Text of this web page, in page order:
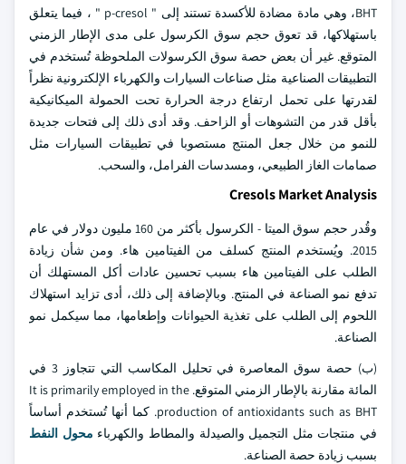
BHT، وهي مادة مضادة للأكسدة تستند إلى " p-cresol " ، فيما يتعلق
باستهلاكها، قد تعوق حجم سوق الكرسول على مدى الإطار الزمني
المتوقع. غير أن بعض حصة سوق الكرسولات الملحوظة تُستخدم في
التطبيقات الصناعية مثل صناعات السيارات والكهرباء الإلكترونية نظراً
لقدرتها على تحمل ارتفاع درجة الحرارة تحت الحمولة الميكانيكية
بأقل قدر من التشوهات أو الزاحف. وقد أدى ذلك إلى فتحات جديدة
للنمو من خلال جعل المنتج مستصوبا في تطبيقات السيارات مثل
صمامات الغاز الطبيعي، ومسدسات الفرامل، والسحب.
Cresols Market Analysis
وقُدر حجم سوق الميتا - الكرسول بأكثر من 160 مليون دولار في عام
2015. ويُستخدم المنتج كسلف من الفيتامين هاء. ومن شأن زيادة
الطلب على الفيتامين هاء بسبب تحسين عادات أكل المستهلك أن
تدفع نمو الصناعة في المنتج. وبالإضافة إلى ذلك، أدى تزايد استهلاك
اللحوم إلى الطلب على تغذية الحيوانات وإطعامها، مما سيكمل نمو
الصناعة.
(ب) حصة سوق المعاصرة في تحليل المكاسب التي تتجاوز 3 في
المائة مقارنة بالإطار الزمني المتوقع. It is primarily employed in the
production of antioxidants such as BHT. كما أنها تُستخدم أساساً
في منتجات مثل التجميل والصيدلة والمطاط والكهرباء محول النفط
بسبب زيادة حصة الصناعة.